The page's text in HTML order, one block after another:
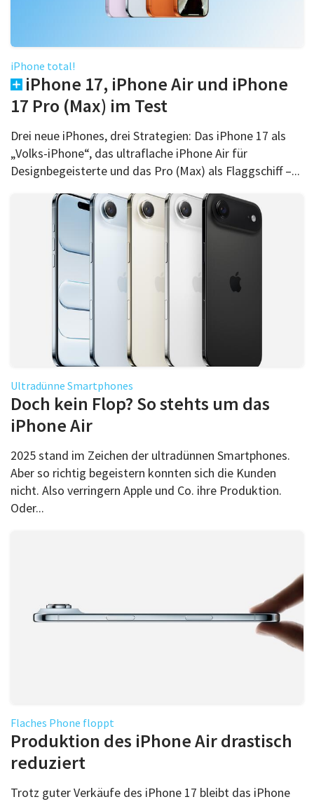
iPhone total!
iPhone 17, iPhone Air und iPhone
17 Pro (Max) im Test
Drei neue iPhones, drei Strategien: Das iPhone 17 als
„Volks-iPhone“, das ultraflache iPhone Air für
Designbegeisterte und das Pro (Max) als Flaggschiff –...
Ultradünne Smartphones
Doch kein Flop? So stehts um das
iPhone Air
2025 stand im Zeichen der ultradünnen Smartphones.
Aber so richtig begeistern konnten sich die Kunden
nicht. Also verringern Apple und Co. ihre Produktion.
Oder...
Flaches Phone floppt
Produktion des iPhone Air drastisch
reduziert
Trotz guter Verkäufe des iPhone 17 bleibt das iPhone